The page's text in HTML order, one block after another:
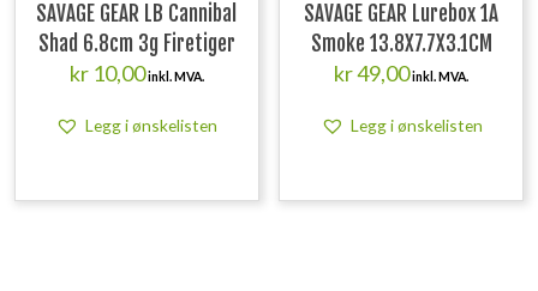
SAVAGE GEAR LB Cannibal
Shad 6.8cm 3g Firetiger
kr10,00inkl. MVA.
Legg i ønskelisten
SAVAGE GEAR Lurebox 1A
Smoke 13.8X7.7X3.1CM
kr49,00inkl. MVA.
Legg i ønskelisten